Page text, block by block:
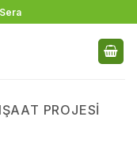
PROJESI